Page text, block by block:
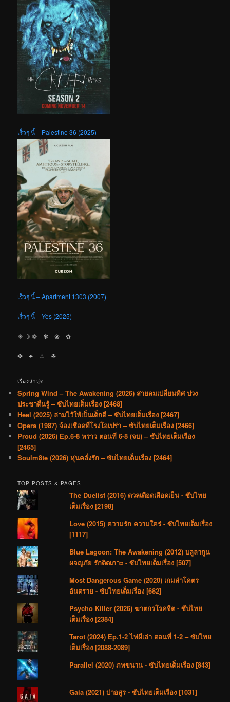
เร็วๆ นี้ – Palestine 36 (2025)
เร็วๆ นี้ – Apartment 1303 (2007)
เร็วๆ นี้ – Yes (2025)
☀︎ ☽ ❁ ✾ ❀ ✿
✤ ♣︎ ♧ ☘︎
เรื่องล่าสุด
Spring Wind – The Awakening (2026) สายลมเปลี่ยนทิศ ปวง
ประชาตื่นรู้ – ซับไทยเต็มเรื่อง [2468]
Heel (2025) ล่ามไว้ให้เป็นเด็กดี – ซับไทยเต็มเรื่อง [2467]
Opera (1987) จ้องเชือดที่โรงโอเปร่า – ซับไทยเต็มเรื่อง [2466]
Proud (2026) Ep.6-8 พราว ตอนที่ 6-8 (จบ) – ซับไทยเต็มเรื่อง
[2465]
Soulm8te (2026) หุ่นคลั่งรัก – ซับไทยเต็มเรื่อง [2464]
TOP POSTS & PAGES
The Duelist (2016) ดวลเดือดเลือดเย็น - ซับไทย
เต็มเรื่อง [2198]
Love (2015) ความรัก ความใคร่ - ซับไทยเต็มเรื่อง
[1117]
Blue Lagoon: The Awakening (2012) บลูลากูน
ผจญภัย รักติดเกาะ - ซับไทยเต็มเรื่อง [507]
Most Dangerous Game (2020) เกมล่าโคตร
อันตราย - ซับไทยเต็มเรื่อง [682]
Psycho Killer (2026) ฆาตกรโรคจิต - ซับไทย
เต็มเรื่อง [2384]
Tarot (2024) Ep.1-2 ไพ่ผีเล่า ตอนที่ 1-2 – ซับไทย
เต็มเรื่อง [2088-2089]
Parallel (2020) ภพขนาน - ซับไทยเต็มเรื่อง [843]
Gaia (2021) ป่าอสูร - ซับไทยเต็มเรื่อง [1031]